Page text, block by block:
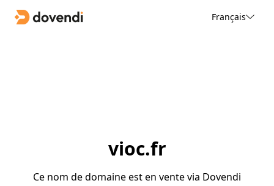
Français
vioc.fr
Ce nom de domaine est en vente via Dovendi